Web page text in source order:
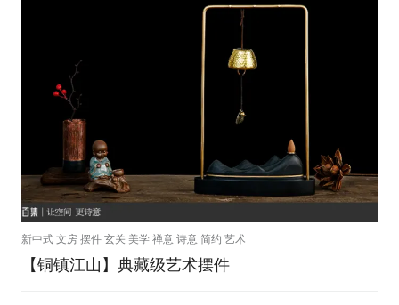
新中式 文房 摆件 玄关 美学 禅意 诗意 简约 艺术
【铜镇江山】典藏级艺术摆件